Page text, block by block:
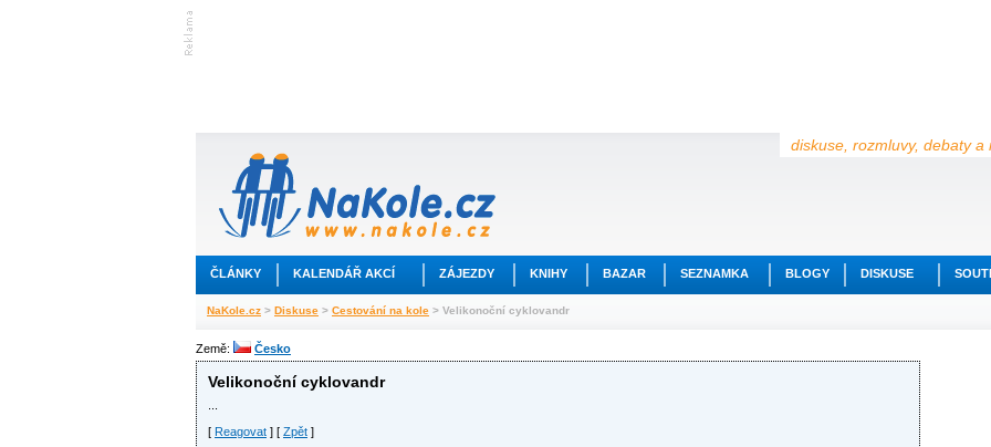
diskuse, rozmluvy, debaty a
ČLÁNKY KALENDÁŘ AKCÍ ZÁJEZDY KNIHY BAZAR SEZNAMKA BLOGY DISKUSE
NaKole.cz > Diskuse > Cestování na kole > Velikonoční cyklovandr
Země: Česko
Velikonoční cyklovandr
[ Reagovat ] [ Zpět ]